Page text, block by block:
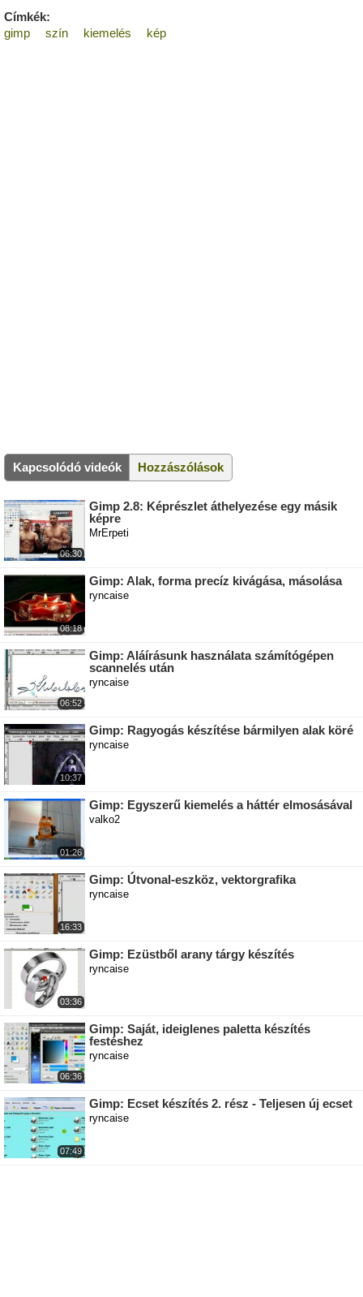
Címkék:
gimp
szín kiemelés kép
Kapcsolódó videók Hozzászólások
06:30
Gimp 2.8: Képrészlet áthelyezése egy másik
képre
MrErpeti
08:18
Gimp: Alak, forma precíz kivágása, másolása
ryncaise
06:52
Gimp: Aláírásunk használata számítógépen
scannelés után
ryncaise
10:37
Gimp: Ragyogás készítése bármilyen alak köré
ryncaise
01:26
Gimp: Egyszerű kiemelés a háttér elmosásával
valko2
16:33
Gimp: Útvonal-eszköz, vektorgrafika
ryncaise
03:36
Gimp: Ezüstből arany tárgy készítés
ryncaise
06:36
Gimp: Saját, ideiglenes paletta készítés
festéshez
ryncaise
07:49
Gimp: Ecset készítés 2. rész - Teljesen új ecset
ryncaise